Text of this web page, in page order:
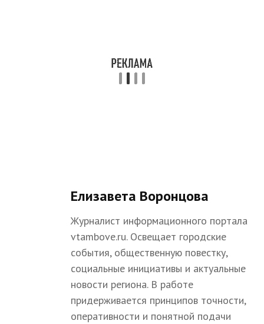
Елизавета Воронцова
Журналист информационного портала
vtambove.ru. Освещает городские
события, общественную повестку,
социальные инициативы и актуальные
новости региона. В работе
придерживается принципов точности,
оперативности и понятной подачи